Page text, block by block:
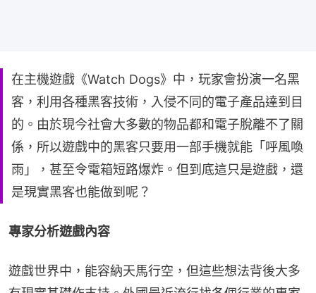
在主機遊戲《Watch Dogs》中，玩家會扮演一名黑
客，利用各種黑客技術，入侵不同的電子產品達到目
的。由於現今社會大多數的物品都和電子脫離不了關
係，所以遊戲中的黑客只要用一部手機就能「呼風喚
雨」，甚至令電箱短路爆炸。但到底這只是遊戲，還
是現實黑客也能做到呢？
專家分析遊戲內容
遊戲世界中，能容納天馬行空，但這些想法背後大多